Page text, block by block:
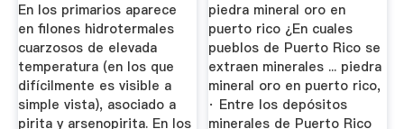
En los primarios aparece
en filones hidrotermales
cuarzosos de elevada
temperatura (en los que
difícilmente es visible a
simple vista), asociado a
pirita y arsenopirita. En los
piedra mineral oro en
puerto rico ¿En cuales
pueblos de Puerto Rico se
extraen minerales ... piedra
mineral oro en puerto rico,
· Entre los depósitos
minerales de Puerto Rico